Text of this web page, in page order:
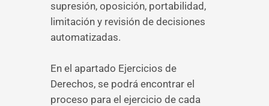
supresión, oposición, portabilidad,
limitación y revisión de decisiones
automatizadas.
En el apartado Ejercicios de
Derechos, se podrá encontrar el
proceso para el ejercicio de cada